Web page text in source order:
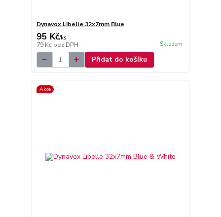
Dynavox Libelle 32x7mm Blue
95 Kč/ks
79 Kč bez DPH Skladem
Přidat do košíku
Akce